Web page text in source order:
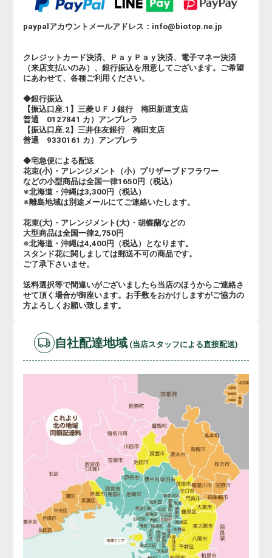
paypalアカウントメールアドレス：info@biotop.ne.jp
クレジットカード決済、ＰａｙＰａｙ決済、電子マネー決済
（来店支払いのみ）、銀行振込を用意してございます。ご希望
にあわせて、各種ご利用ください。
◆銀行振込
【振込口座.1】三菱ＵＦＪ銀行 梅田新道支店
普通 0127841 カ）アンブレラ
【振込口座.2】三井住友銀行 梅田支店
普通 9330161 カ）アンブレラ
◆宅急便による配送
花束(小)・アレンジメント（小）プリザーブドフラワー
などの小型商品は全国一律1650円（税込）
※北海道・沖縄は3,300円（税込）
※離島地域は別途メールにてご連絡いたします。
花束(大)・アレンジメント(大)・胡蝶蘭などの
大型商品は全国一律2,750円
※北海道・沖縄は4,400円（税込）となります。
スタンド花に関しましては郵送不可の商品です。
ご了承下さいませ。
送料選択等で間違いがございましたら当店のほうからご連絡さ
せて頂く場合が御座います。お手数をおかけしますがご協力の
方よろしくお願い致します。
自社配達地域 (当店スタッフによる直接配送)